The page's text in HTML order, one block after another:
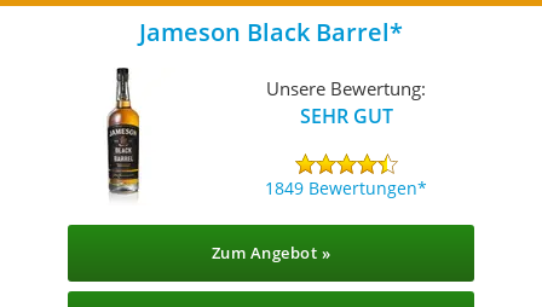
Jameson Black Barrel
Unsere Bewertung:
SEHR GUT
1849 Bewertungen
Zum Angebot »